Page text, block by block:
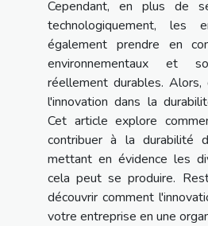
Cependant, en plus de
technologiquement, les
également prendre en
environnementaux et
réellement durables.
l'innovation dans la
Cet article explore
contribuer à la durabilité
mettant en évidence les
cela peut se produire.
découvrir comment
votre entreprise en une